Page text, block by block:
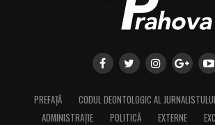
PREFAȚĂ CODUL DEONTOLOGIC AL JURNALISTULUI
ADMINISTRAȚIE
POLITICĂ EXTERNE